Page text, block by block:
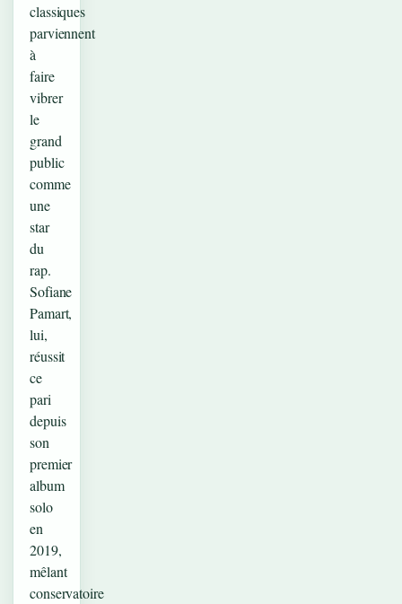
classiques
parviennent
à
faire
vibrer
le
grand
public
comme
une
star
du
rap.
Sofiane
Pamart,
lui,
réussit
ce
pari
depuis
son
premier
album
solo
en
2019,
mêlant
conservatoire